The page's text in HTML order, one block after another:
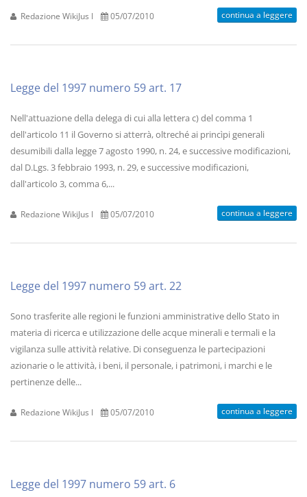
Redazione WikiJus I 05/07/2010 continua a leggere
Legge del 1997 numero 59 art. 17
Nell'attuazione della delega di cui alla lettera c) del comma 1
dell'articolo 11 il Governo si atterrà, oltreché ai princìpi generali
desumibili dalla legge 7 agosto 1990, n. 24, e successive modificazioni,
dal D.Lgs. 3 febbraio 1993, n. 29, e successive modificazioni,
dall'articolo 3, comma 6,...
Redazione WikiJus I 05/07/2010 continua a leggere
Legge del 1997 numero 59 art. 22
Sono trasferite alle regioni le funzioni amministrative dello Stato in
materia di ricerca e utilizzazione delle acque minerali e termali e la
vigilanza sulle attività relative. Di conseguenza le partecipazioni
azionarie o le attività, i beni, il personale, i patrimoni, i marchi e le
pertinenze delle...
Redazione WikiJus I 05/07/2010 continua a leggere
Legge del 1997 numero 59 art. 6